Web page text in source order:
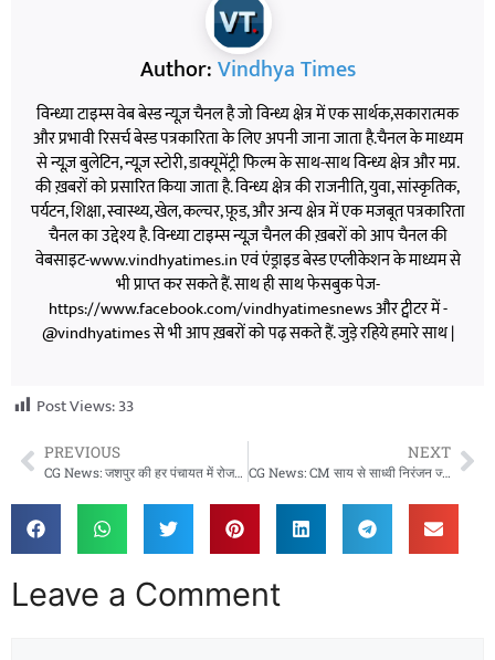
Author:Vindhya Times
विन्ध्या टाइम्स वेब बेस्ड न्यूज़ चैनल है जो विन्ध्य क्षेत्र में एक सार्थक,सकारात्मक
और प्रभावी रिसर्च बेस्ड पत्रकारिता के लिए अपनी जाना जाता है.चैनल के माध्यम
से न्यूज़ बुलेटिन, न्यूज़ स्टोरी, डाक्यूमेंट्री फिल्म के साथ-साथ विन्ध्य क्षेत्र और मप्र.
की ख़बरों को प्रसारित किया जाता है. विन्ध्य क्षेत्र की राजनीति, युवा, सांस्कृतिक,
पर्यटन, शिक्षा, स्वास्थ्य, खेल, कल्चर, फ़ूड, और अन्य क्षेत्र में एक मजबूत पत्रकारिता
चैनल का उद्देश्य है. विन्ध्या टाइम्स न्यूज़ चैनल की ख़बरों को आप चैनल की
वेबसाइट-www.vindhyatimes.in एवं एंड्राइड बेस्ड एप्लीकेशन के माध्यम से
भी प्राप्त कर सकते हैं. साथ ही साथ फेसबुक पेज-
https://www.facebook.com/vindhyatimesnews और ट्वीटर में -
@vindhyatimes से भी आप ख़बरों को पढ़ सकते हैं. जुड़े रहिये हमारे साथ |
Post Views:33
PREVIOUS
CG News: जशपुर की हर पंचायत में रोजगार दिवस, मनरेगा से रोजगार और विकास को मिली रफ्तार
NEXT
CG News: CM साय से साध्वी निरंजन ज्योति की मुलाकात, पिछड़ा वर्ग कल्याण पर हुई चर्चा
Leave a Comment